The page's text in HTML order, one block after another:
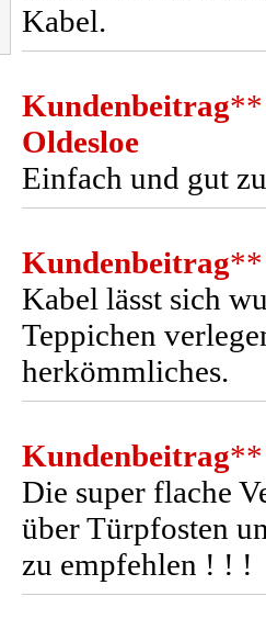
Kabel.
Kundenbeitrag**
Oldesloe
Einfach und gut
Kundenbeitrag**
Kabel lässt sich
Teppichen
herkömmliches.
Kundenbeitrag**
Die super flache
über Türpfosten
zu empfehlen ! ! !